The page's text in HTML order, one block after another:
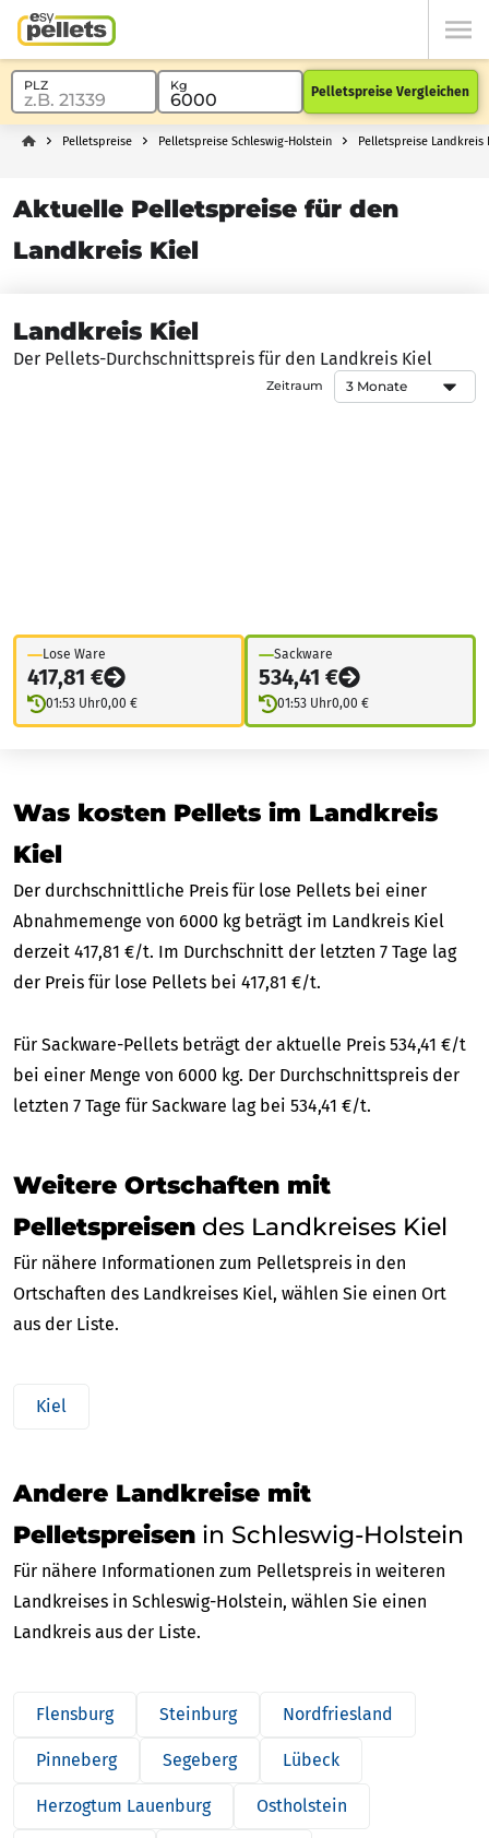
Pelletspreise Vergleichen
Pelletspreise Pelletspreise Schleswig-Holstein Pelletspreise Landkreis
Aktuelle Pelletspreise für den
Landkreis Kiel
Landkreis Kiel
Der Pellets-Durchschnittspreis für den Landkreis Kiel
Zeitraum
Lose Ware
417,81 €
01:53 Uhr0,00 €
Sackware
534,41 €
01:53 Uhr0,00 €
Was kosten Pellets im Landkreis
Kiel
Der durchschnittliche Preis für lose Pellets bei einer
Abnahmemenge von 6000 kg beträgt im Landkreis Kiel
derzeit 417,81 €/t. Im Durchschnitt der letzten 7 Tage lag
der Preis für lose Pellets bei 417,81 €/t.
Für Sackware-Pellets beträgt der aktuelle Preis 534,41 €/t
bei einer Menge von 6000 kg. Der Durchschnittspreis der
letzten 7 Tage für Sackware lag bei 534,41 €/t.
Weitere Ortschaften mit
Pelletspreisen des Landkreises Kiel
Für nähere Informationen zum Pelletspreis in den
Ortschaften des Landkreises Kiel, wählen Sie einen Ort
aus der Liste.
Kiel
Andere Landkreise mit
Pelletspreisen in Schleswig-Holstein
Für nähere Informationen zum Pelletspreis in weiteren
Landkreises in Schleswig-Holstein, wählen Sie einen
Landkreis aus der Liste.
Flensburg Steinburg Nordfriesland
Pinneberg Segeberg Lübeck
Herzogtum Lauenburg Ostholstein